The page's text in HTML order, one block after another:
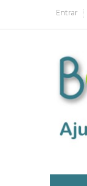
Entrar